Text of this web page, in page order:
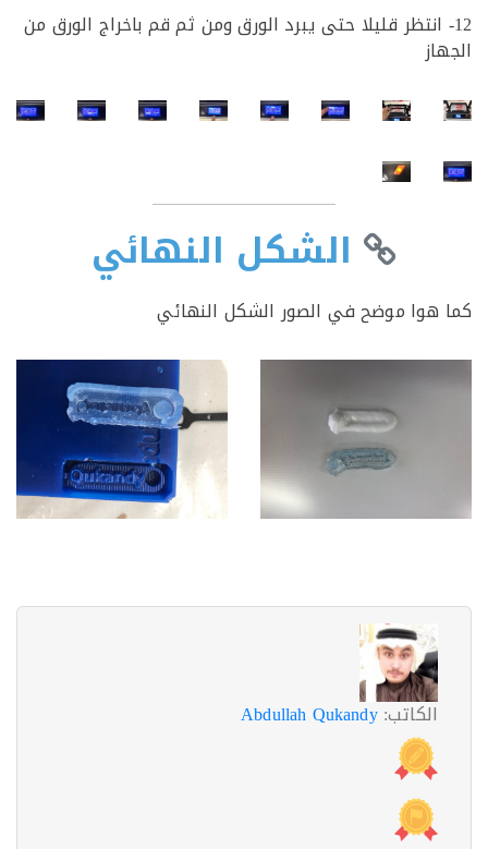
انتظر قليلا حتى يبرد الورق ومن ثم قم باخراج الورق من
الشكل النهائي
موضح في الصور الشكل النهائي
الكاتب:Abdullah Qukandy